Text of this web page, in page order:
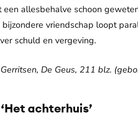
allesbehalve schoon
vriendschap loopt
schuld en vergeving.
Gerritsen, De Geus, 211 blz.
achterhuis’